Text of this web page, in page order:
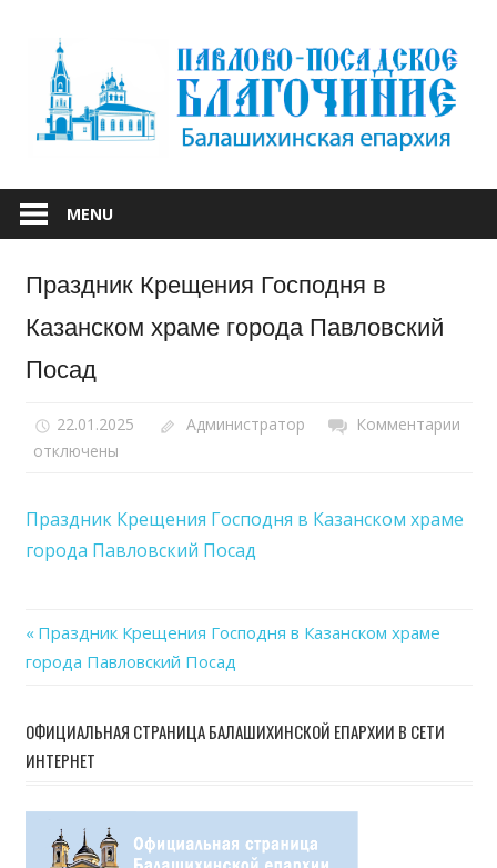
content
ПАВЛОВО-
ПОСАДСКОЕ
БЛАГОЧИНИЕ
MENU
Праздник Крещения Господня в
Казанском храме города Павловский
Посад
22.01.2025 Администратор Комментарии
отключены
Праздник Крещения Господня в Казанском храме
города Павловский Посад
Навигация
записям
Previous
Post:
Праздник Крещения Господня в Казанском храме
города Павловский Посад
ОФИЦИАЛЬНАЯ СТРАНИЦА БАЛАШИХИНСКОЙ ЕПАРХИИ В СЕТИ
ИНТЕРНЕТ